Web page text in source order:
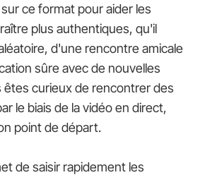
ce format pour aider les
plus authentiques, qu'il
d'une rencontre amicale
sûre avec de nouvelles
êtes curieux de rencontrer des
le biais de la vidéo en direct,
point de départ.
de saisir rapidement les